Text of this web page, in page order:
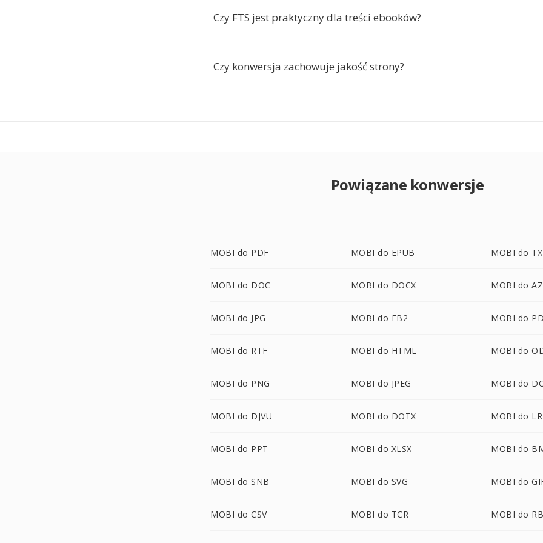
Czy FTS jest praktyczny dla treści ebooków?
Czy konwersja zachowuje jakość strony?
Powiązane konwersje
MOBI do PDF MOBI do EPUB MOBI do
MOBI do DOC MOBI do DOCX MOBI do
MOBI do JPG MOBI do FB2 MOBI do
MOBI do RTF MOBI do HTML MOBI do
MOBI do PNG MOBI do JPEG MOBI do
MOBI do DJVU MOBI do DOTX MOBI do
MOBI do PPT MOBI do XLSX MOBI do
MOBI do SNB MOBI do SVG MOBI do
MOBI do CSV MOBI do TCR MOBI do